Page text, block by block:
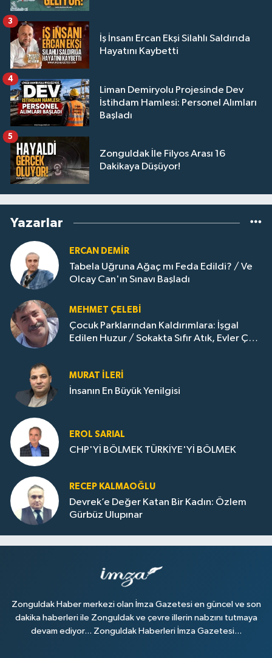
İş İnsanı Ercan Ekşi Silahlı Saldırıda
Hayatını Kaybetti
3
Liman Demiryolu Projesinde Dev
İstihdam Hamlesi: Personel Alımları
Başladı
4
Zonguldak İle Filyos Arası 16
Dakikaya Düşüyor!
5
Yazarlar
ERCAN DEMIR
Tabela Uğruna Ağaç mı Feda Edildi? / Ve
Olcay Can'ın Sınavı Başladı
MEHMET ÇELEBI
Çocuk Parklarından Kaldırımlara: İşgal
Edilen Huzur / Sokakta Sıfır Atık, Evler Çöp
MURAT İLERI
İnsanın En Büyük Yenilgisi
EROL SARIAL
CHP'Yİ BÖLMEK TÜRKİYE'Yİ BÖLMEK
RECEP KALMAOĞLU
Devrek’e Değer Katan Bir Kadın: Özlem
Gürbüz Ulupınar
Zonguldak Haber merkezi olan İmza Gazetesi en güncel ve son
dakika haberleri ile Zonguldak ve çevre illerin nabzını tutmaya
devam ediyor... Zonguldak Haberleri İmza Gazetesi...